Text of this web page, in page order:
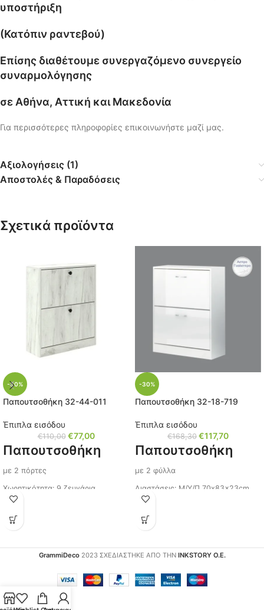
υποστήριξη
(Κατόπιν ραντεβού)
Επίσης διαθέτουμε συνεργαζόμενο συνεργείο
συναρμολόγησης
σε Αθήνα, Αττική και Μακεδονία
Για περισσότερες πληροφορίες επικοινωνήστε μαζί μας.
Αξιολογήσεις (1)
Αποστολές & Παραδόσεις
Σχετικά προϊόντα
-30%
Παπουτσοθήκη 32-44-011
Έπιπλα εισόδου
€110,00 €77,00
Παπουτσοθήκη
με 2 πόρτες
Χωρητικότητα: 9 ζευγάρια
Κωδικός: 32-44-011
επένδυση μελαμίνης
επένδυση μελαμίνης
Χρώμα: Pacific white craft
-30%
Παπουτσοθήκη 32-18-719
Έπιπλα εισόδου
€168,30 €117,70
Παπουτσοθήκη
με 2 φύλλα
Διαστάσεις: Μ/Υ/Π 70x83x23cm.
Χρώμα: Άσπρο γυαλιστερό
Κωδικός: 32-18-719
Ίσως σας ενδιαφέρει,
GrammiDeco 2023 ΣΧΕΔΙΑΣΤΗΚΕ ΑΠΟ ΤΗΝ INKSTORY Ο.Ε.